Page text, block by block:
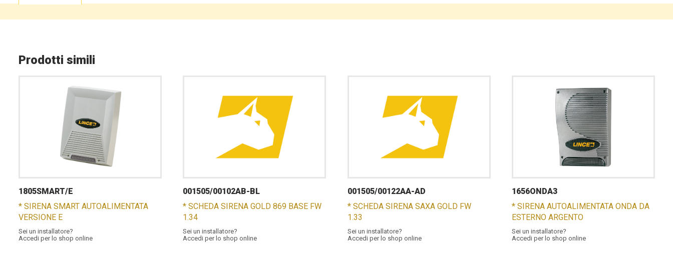
Prodotti simili
1805SMART/E
* SIRENA SMART AUTOALIMENTATA
VERSIONE E
Sei un installatore?
Accedi per lo shop online
001505/00102AB-BL
* SCHEDA SIRENA GOLD 869 BASE FW
1.34
Sei un installatore?
Accedi per lo shop online
001505/00122AA-AD
* SCHEDA SIRENA SAXA GOLD FW
1.33
Sei un installatore?
Accedi per lo shop online
1656ONDA3
* SIRENA AUTOALIMENTATA ONDA DA
ESTERNO ARGENTO
Sei un installatore?
Accedi per lo shop online